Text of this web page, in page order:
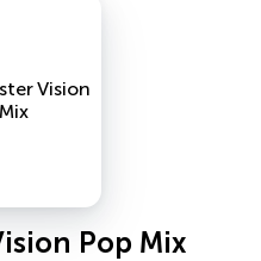
Pop Mix